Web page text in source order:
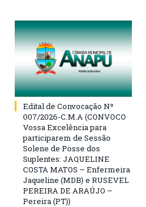
Edital de Convocação Nº
007/2026-C.M.A (CONVOCO
Vossa Excelência para
participarem de Sessão
Solene de Posse dos
Suplentes: JAQUELINE
COSTA MATOS – Enfermeira
Jaqueline (MDB) e RUSEVEL
PEREIRA DE ARAÚJO –
Pereira (PT))